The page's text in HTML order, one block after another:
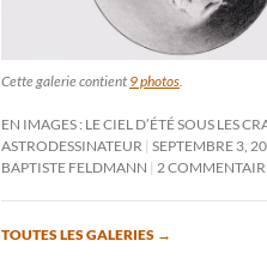
Cette galerie contient 9 photos
EN IMAGES : LE CIEL D’ÉTÉ SOUS LES
ASTRODESSINATEUR SEPTEMBRE 3,
BAPTISTE FELDMANN
2
TOUTES LES GALERIES →